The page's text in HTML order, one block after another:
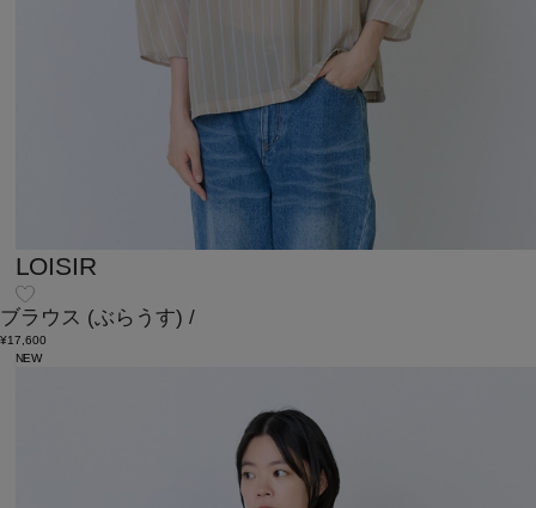
LOISIR
ブラウス (ぶらうす) /
¥17,600
NEW